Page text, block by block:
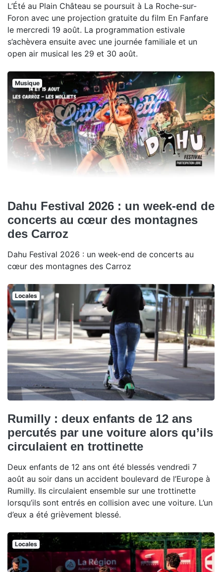
L’Été au Plain Château se poursuit à La Roche-sur-
Foron avec une projection gratuite du film En Fanfare
le mercredi 19 août. La programmation estivale
s’achèvera ensuite avec une journée familiale et un
open air musical les 29 et 30 août.
Musique
Dahu Festival 2026 : un week-end de
concerts au cœur des montagnes
des Carroz
Dahu Festival 2026 : un week-end de concerts au
cœur des montagnes des Carroz
Locales
Rumilly : deux enfants de 12 ans
percutés par une voiture alors qu’ils
circulaient en trottinette
Deux enfants de 12 ans ont été blessés vendredi 7
août au soir dans un accident boulevard de l’Europe à
Rumilly. Ils circulaient ensemble sur une trottinette
lorsqu’ils sont entrés en collision avec une voiture. L’un
d’eux a été grièvement blessé.
Locales